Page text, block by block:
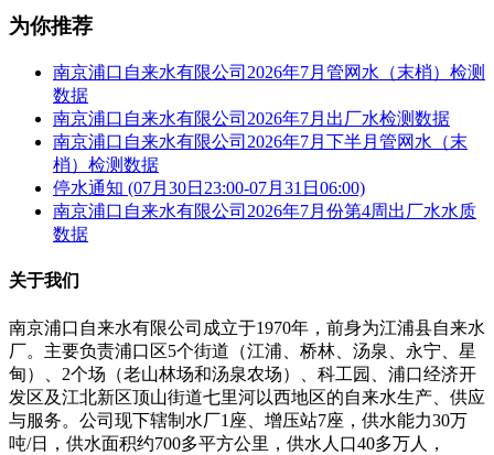
为你推荐
南京浦口自来水有限公司2026年7月管网水（末梢）检测
数据
南京浦口自来水有限公司2026年7月出厂水检测数据
南京浦口自来水有限公司2026年7月下半月管网水（末
梢）检测数据
停水通知 (07月30日23:00-07月31日06:00)
南京浦口自来水有限公司2026年7月份第4周出厂水水质
数据
关于我们
南京浦口自来水有限公司成立于1970年，前身为江浦县自来水
厂。主要负责浦口区5个街道（江浦、桥林、汤泉、永宁、星
甸）、2个场（老山林场和汤泉农场）、科工园、浦口经济开
发区及江北新区顶山街道七里河以西地区的自来水生产、供应
与服务。公司现下辖制水厂1座、增压站7座，供水能力30万
吨/日，供水面积约700多平方公里，供水人口40多万人，